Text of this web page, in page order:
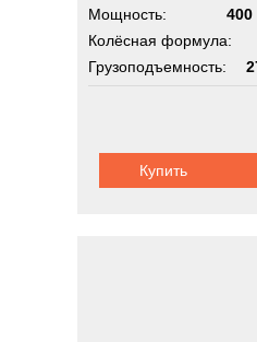
Мощность:
400
Колёсная формула:
Грузоподъемность:
Купить